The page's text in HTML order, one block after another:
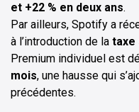
et +22 % en deux ans.
Par ailleurs, Spotify a
à l’introduction de la taxe
Premium individuel est
mois, une hausse qui
précédentes.